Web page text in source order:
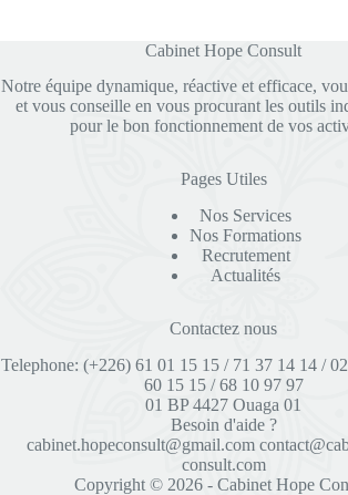
Cabinet Hope Consult
Notre équipe dynamique, réactive et efficace,
et vous conseille en vous procurant les outils
pour le bon fonctionnement de vos
Pages Utiles
Nos Services
Nos Formations
Recrutement
Actualités
Contactez nous
Telephone: (+226) 61 01 15 15 / 71 37 14 14 /
60 15 15 / 68 10 97 97
01 BP 4427 Ouaga 01
Besoin d'aide ?
cabinet.hopeconsult@gmail.com
consult.com
Copyright © 2026 - Cabinet Hope